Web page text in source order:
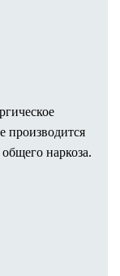
производится
наркоза.